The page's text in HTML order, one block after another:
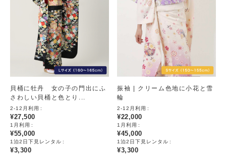
貝桶に牡丹 女の子の門出にふ
さわしい貝桶と色とり...
2-12月利用
¥27,500
1月利用
¥55,000
1泊2日下見レンタル
¥3,300
振袖 | クリーム色地に小花と雪
輪
2-12月利用
¥22,000
1月利用
¥45,000
1泊2日下見レンタル
¥3,300